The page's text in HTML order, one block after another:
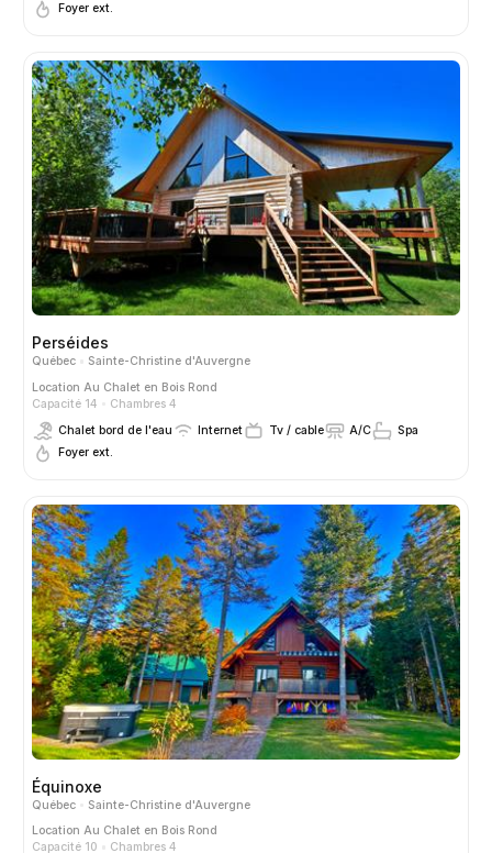
Foyer ext.
Perséides
Québec
Sainte-Christine d'Auvergne
Location Au Chalet en Bois Rond
Capacité 14
Chambres 4
Chalet bord de l'eau
Internet Tv / cable A/C
Spa
Foyer ext.
Équinoxe
Québec
Sainte-Christine d'Auvergne
Location Au Chalet en Bois Rond
Capacité 10
Chambres 4